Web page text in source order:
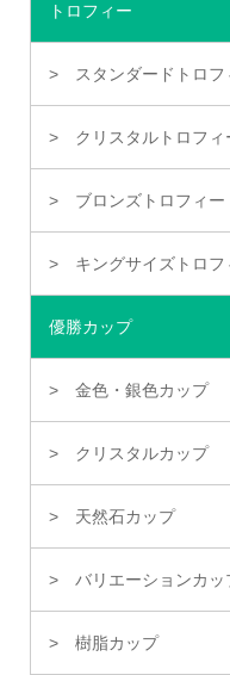
トロフィー
スタンダードトロフ
クリスタルトロフィ
ブロンズトロフィー
キングサイズトロフ
優勝カップ
金色・銀色カップ
クリスタルカップ
天然石カップ
バリエーションカッ
樹脂カップ